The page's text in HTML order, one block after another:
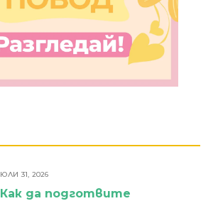
ЮЛИ 31, 2026
Как да подготвите